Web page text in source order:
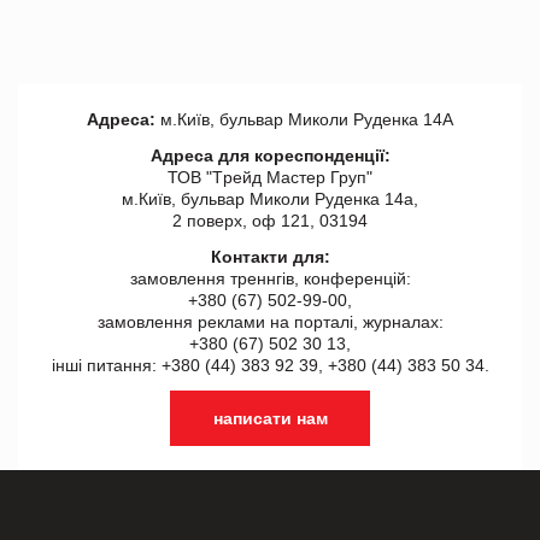
Адреса: м.Київ, бульвар Миколи Руденка 14А
Адреса для кореспонденції:
ТОВ "Tрейд Мастер Груп"
м.Київ, бульвар Миколи Руденка 14а,
2 поверх, оф 121, 03194
Контакти для:
замовлення треннгів, конференцій:
+380 (67) 502-99-00,
замовлення реклами на порталі, журналах:
+380 (67) 502 30 13,
інші питання: +380 (44) 383 92 39, +380 (44) 383 50 34.
написати нам